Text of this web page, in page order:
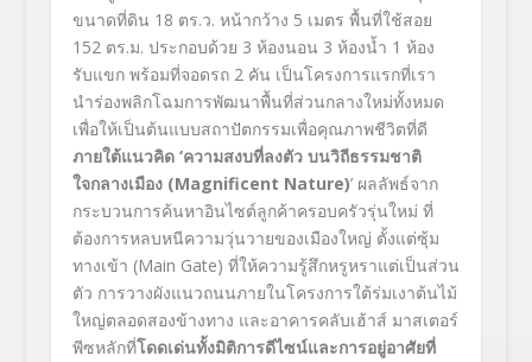
ขนาดที่ดิน 18 ตร.ว. หน้ากว้าง 5 เมตร พื้นที่ใช้สอย
152ตร.ม. ประกอบด้วย 3 ห้องนอน 3 ห้องน้ำ 1 ห้อง
รับแขก พร้อมที่จอดรถ 2คัน เป็นโครงการแรกที่เรา
นำร่องพลิกโฉมการพัฒนาพื้นที่ส่วนกลางใหม่ทั้งหมด
เพื่อให้เป็นต้นแบบสถาปัตกรรมเพื่อคุณภาพชีวิตที่ดี
ภายใต้แนวคิด ‘ความสงบที่ลงตัว บนวิถีธรรมชาติ
ใจกลางเมือง (Magnificent Nature)’ ผลลัพธ์จาก
กระบวนการค้นหาอินไซต์ลูกค้าครอบครัวรุ่นใหม่ ที่
ต้องการหลบหนีความวุ่นวายของเมืองใหญ่ ตั้งแต่ซุ้ม
ทางเข้า (Main Gate) ที่ให้ความรู้สึกหรูหราแต่เป็นส่วน
ตัว การวางผังแนวถนนภายในโครงการใต้ร่มเงาต้นไม้
ใหญ่ตลอดสองข้างทาง และอาคารคลับเฮ้าส์ มาสเตอร์
พีซหลักที่โดดเด่นทั้งมิติการดีไซน์และการอยู่อาศัยที่